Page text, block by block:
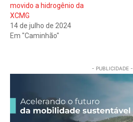
movido a hidrogênio da
XCMG
14 de julho de 2024
Em "Caminhão"
- PUBLICIDADE -